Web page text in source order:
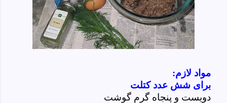
مواد لازم:
برای شش عدد کتلت
دویست و پنجاه گرم گوشت